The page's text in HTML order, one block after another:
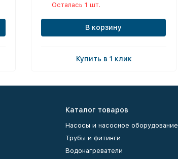
Осталась 1 шт.
В корзину
Купить в 1 клик
Каталог товаров
Насосы и насосное оборудование
Трубы и фитинги
Водонагреватели